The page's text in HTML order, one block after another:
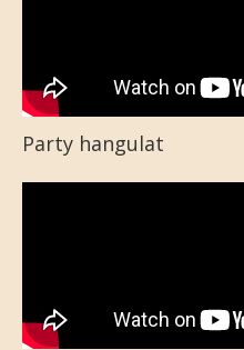
Party hangulat